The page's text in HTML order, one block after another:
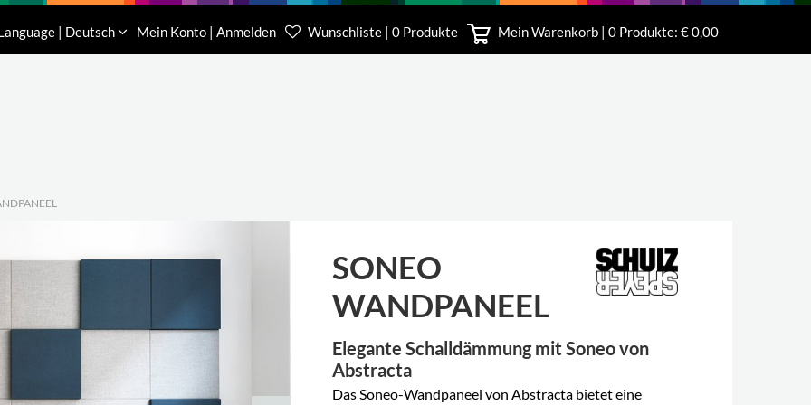
| Deutsch Mein Konto | Anmelden Wunschliste | 0 Produkte Mein Warenkorb | 0 Produkte: € 0,00
Kundenberater Projekte
(0) 62 32-31 81-00
Kundenberater Webshop
(0) 62 32-31 81-21
SONEO
WANDPANEEL
Elegante Schalldämmung mit Soneo von
Abstracta
Das Soneo-Wandpaneel von Abstracta bietet eine